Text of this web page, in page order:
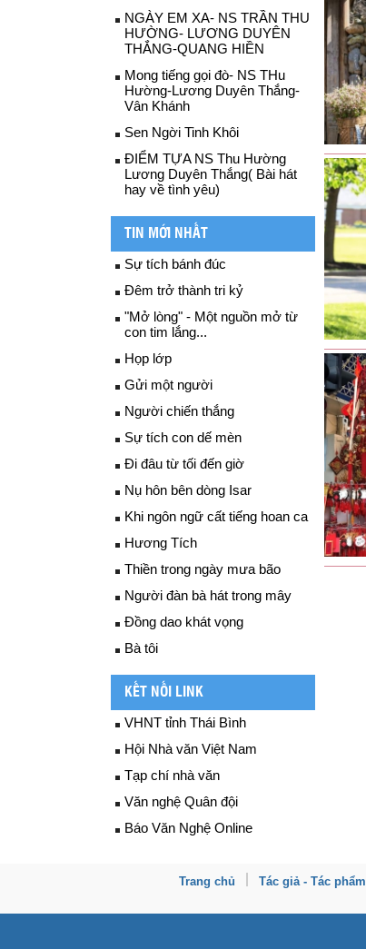
NGÀY EM XA- NS TRẦN THU
HƯỜNG- LƯƠNG DUYÊN
THẮNG-QUANG HIỀN
Mong tiếng gọi đò- NS THu
Hường-Lương Duyên Thắng-
Vân Khánh
Sen Ngời Tinh Khôi
ĐIỂM TỰA NS Thu Hường
Lương Duyên Thắng( Bài hát
hay về tình yêu)
TIN MỚI NHẤT
Sự tích bánh đúc
Đêm trở thành tri kỷ
"Mở lòng" - Một nguồn mở từ
con tim lắng...
Họp lớp
Gửi một người
Người chiến thắng
Sự tích con dế mèn
Đi đâu từ tối đến giờ
Nụ hôn bên dòng Isar
Khi ngôn ngữ cất tiếng hoan ca
Hương Tích
Thiền trong ngày mưa bão
Người đàn bà hát trong mây
Đồng dao khát vọng
Bà tôi
KẾT NỐI LINK
VHNT tỉnh Thái Bình
Hội Nhà văn Việt Nam
Tạp chí nhà văn
Văn nghệ Quân đội
Báo Văn Nghệ Online
Trang chủ Tác giả - Tác phẩm